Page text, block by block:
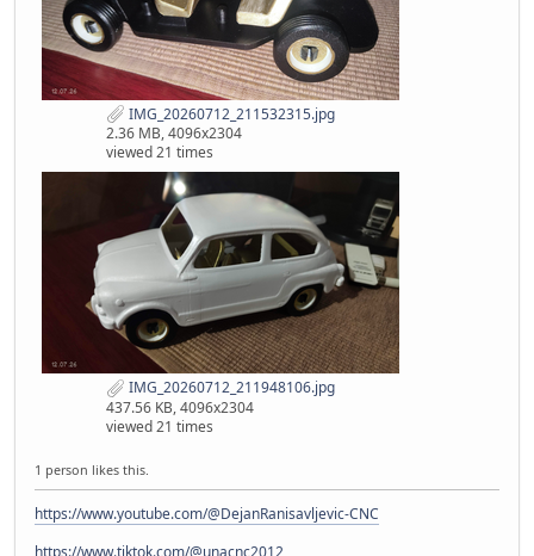
IMG_20260712_211532315.jpg
2.36 MB, 4096x2304
viewed 21 times
IMG_20260712_211948106.jpg
437.56 KB, 4096x2304
viewed 21 times
1 person likes this.
https://www.youtube.com/@DejanRanisavljevic-CNC